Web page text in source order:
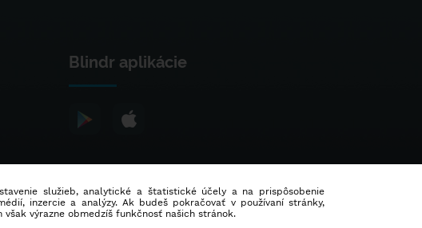
Blindr aplikácie
služieb, analytické a štatistické účely a na prispôsobenie
inzercie a analýzy. Ak budeš pokračovať v používaní stránky,
výrazne obmedzíš funkčnosť našich stránok.